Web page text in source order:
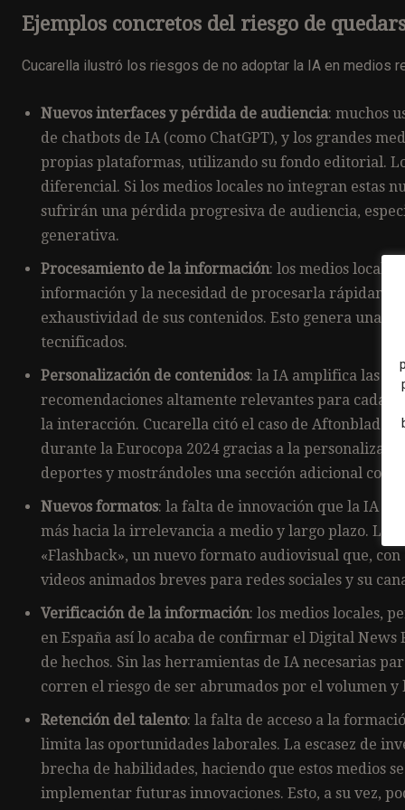
Ejemplos concretos del riesgo de
Cucarella ilustró los riesgos de no adoptar la IA en medios
Nuevos interfaces y pérdida de audiencia: muchos
de chatbots de IA (como ChatGPT), y los grandes
propias plataformas, utilizando su fondo editorial.
diferencial. Si los medios locales no integran estas
sufrirán una pérdida progresiva de audiencia,
generativa.
Procesamiento de la información: los medios
información y la necesidad de procesarla
exhaustividad de sus contenidos. Esto genera una
tecnificados.
Personalización de contenidos: la IA amplifica las
recomendaciones altamente relevantes para cada
la interacción. Cucarella citó el caso de
durante la Eurocopa 2024 gracias a la
deportes y mostrándoles una sección adicional con
Nuevos formatos: la falta de innovación que la IA
más hacia la irrelevancia a medio y largo plazo. Lluís
«Flashback», un nuevo formato audiovisual que,
videos animados breves para redes sociales y su
Verificación de la información: los medios locales,
en España así lo acaba de confirmar el Digital
de hechos. Sin las herramientas de IA necesarias
corren el riesgo de ser abrumados por el volumen y
Retención del talento: la falta de acceso a la
limita las oportunidades laborales. La escasez de
brecha de habilidades, haciendo que estos medios
implementar futuras innovaciones. Esto, a su vez,